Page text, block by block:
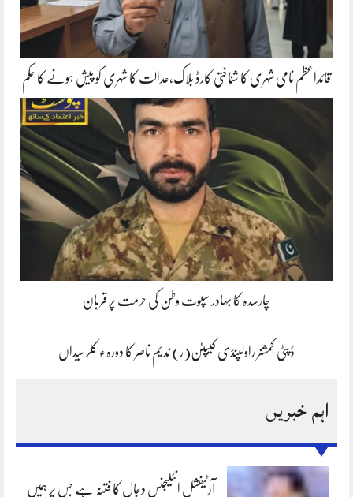
قائداعظم نامی شہری کا شناختی کارڈ بلاک،عدالت کا شہری کو پیش ہونے کا حکم
چارسدہ کا بہادر سپوت وطن کی حرمت پر قربان
ڈپٹی کمشنر راولپنڈی کیپٹن(ر) ندیم ناصر کا دورہء کلرسیداں
اہم خبریں
آرٹیفشل انٹلیجنس دجال کا فتنہ ہے جس پر ہمیں